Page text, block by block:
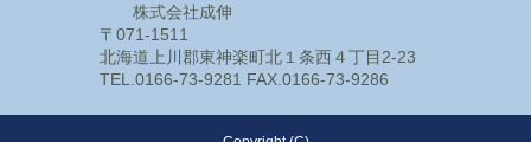
株式会社成伸
〒071-1511
北海道上川郡東神楽町北１条西４丁目2-23
TEL.0166-73-9281 FAX.0166-73-9286